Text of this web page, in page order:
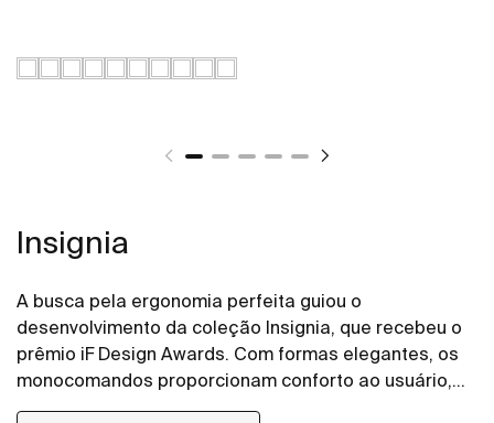
Insignia
A busca pela ergonomia perfeita guiou o
desenvolvimento da coleção Insignia, que recebeu o
prêmio iF Design Awards. Com formas elegantes, os
monocomandos proporcionam conforto ao usuário,